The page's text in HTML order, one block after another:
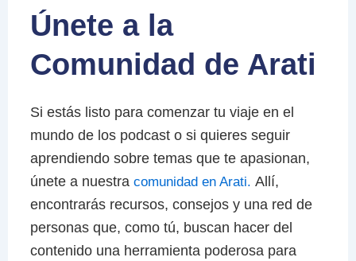
Únete a la
Comunidad de Arati
Si estás listo para comenzar tu viaje en el
mundo de los podcast o si quieres seguir
aprendiendo sobre temas que te apasionan,
únete a nuestra comunidad en Arati. Allí,
encontrarás recursos, consejos y una red de
personas que, como tú, buscan hacer del
contenido una herramienta poderosa para